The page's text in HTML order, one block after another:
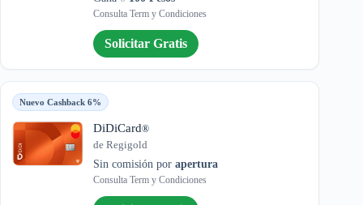
Consulta Term y Condiciones
Solicitar Gratis
Nuevo Cashback 6%
DiDiCard®
de Regigold
Sin comisión por apertura
Consulta Term y Condiciones